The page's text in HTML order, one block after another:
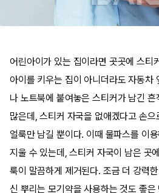
어린아이가 있는 집이라면 곳곳에 스티
아이를 키우는 집이 아니더라도 자동차
나 노트북에 붙여놓은 스티커가 남긴
많은데, 스티커 자국을 없애겠다고 손
얼룩만 남길 뿐이다. 이때 물파스를 이
지울 수 있는데, 스티커 자국이 남은 곳
룩이 말끔하게 제거된다. 조금 더 강력
신 뿌리는 모기약을 사용하는 것도 좋은